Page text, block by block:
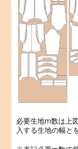
必要生地m数は上
入する生地の幅と